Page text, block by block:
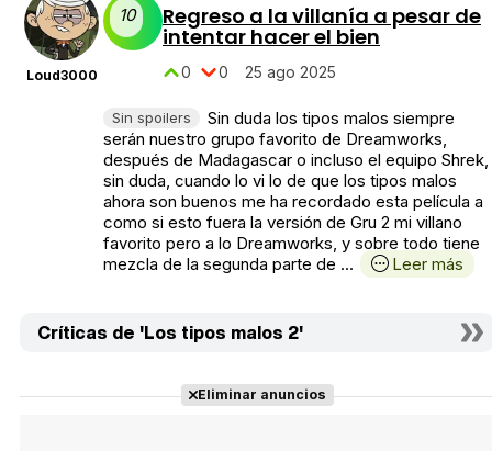
Loud3000
10 Regreso a la villanía a pesar de
intentar hacer el bien
0 0 25 ago 2025
Sin spoilers
Sin duda los tipos malos siempre
serán nuestro grupo favorito de Dreamworks,
después de Madagascar o incluso el equipo Shrek,
sin duda, cuando lo vi lo de que los tipos malos
ahora son buenos me ha recordado esta película a
como si esto fuera la versión de Gru 2 mi villano
favorito pero a lo Dreamworks, y sobre todo tiene
mezcla de la segunda parte de ...
Leer más
Críticas de 'Los tipos malos 2'
Eliminar anuncios